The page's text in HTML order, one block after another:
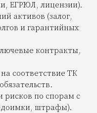
ЕГРЮЛ, лицензии).
активов (залог,
и гарантийных
контракты,
соответствие ТК
рисков по спорам с
штрафы).